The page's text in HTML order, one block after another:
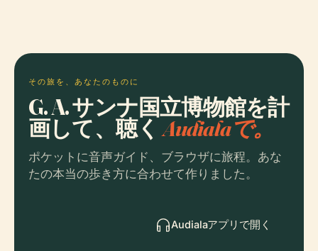
その旅を、あなたのものに
G. A. サンナ国立博物館を計
画して、聴くAudialaで。
ポケットに音声ガイド、ブラウザに旅程。あな
たの本当の歩き方に合わせて作りました。
Audialaアプリで開く